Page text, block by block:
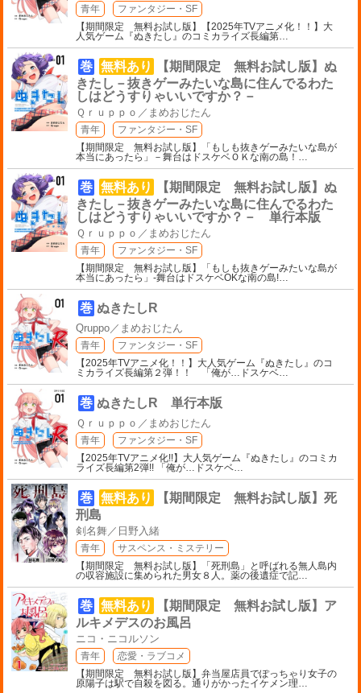
青年
ファンタジー・SF
【期間限定 無料お試し版】【2025年TVアニメ化！！】大
人気ゲーム『ぬきたし』のコミカライズ長編第
巻 無料あり
【期間限定 無料お試し版】ぬ
きたし－抜きゲーみたいな島に住んでるわた
しはどうすりゃいいですか？－
Ｑｒｕｐｐｏ／まめおじたん
青年
ファンタジー・SF
【期間限定 無料お試し版】「もしも抜きゲーみたいな島が
本当にあったら」－舞台はドスケベＯＫな南の島！
巻 無料あり
【期間限定 無料お試し版】ぬ
きたし－抜きゲーみたいな島に住んでるわた
しはどうすりゃいいですか？－ 単行本版
Ｑｒｕｐｐｏ／まめおじたん
青年
ファンタジー・SF
【期間限定 無料お試し版】「もしも抜きゲーみたいな島が
本当にあったら」-舞台はドスケベOKな南の島!
巻 ぬきたしR
Qruppo／まめおじたん
青年
ファンタジー・SF
【2025年TVアニメ化！！】大人気ゲーム『ぬきたし』のコ
ミカライズ長編第２弾！！ 「俺が…ドスケベ
巻 ぬきたしR 単行本版
Ｑｒｕｐｐｏ／まめおじたん
青年
ファンタジー・SF
【2025年TVアニメ化!!】大人気ゲーム『ぬきたし』のコミカ
ライズ長編第2弾!! 「俺が…ドスケベ
巻 無料あり
【期間限定 無料お試し版】死
刑島
剣名舞／日野入緒
青年
サスペンス・ミステリー
【期間限定 無料お試し版】「死刑島」と呼ばれる無人島内
の収容施設に集められた男女８人。薬の後遺症で記
巻 無料あり
【期間限定 無料お試し版】ア
ルキメデスのお風呂
ニコ・ニコルソン
青年
恋愛・ラブコメ
【期間限定 無料お試し版】弁当屋店員でぽっちゃり女子の
原陽子は駅で自殺を図る。通りがかったイケメン理